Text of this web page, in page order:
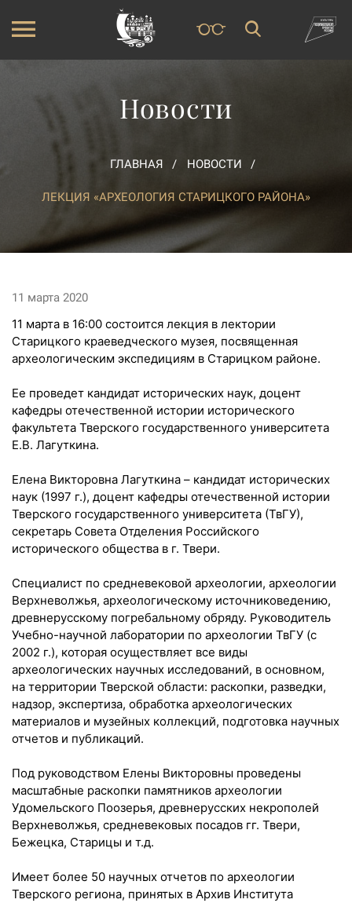
Новости
ГЛАВНАЯ НОВОСТИ
ЛЕКЦИЯ «АРХЕОЛОГИЯ СТАРИЦКОГО РАЙОНА»
11 марта 2020
11 марта в 16:00 состоится лекция в лектории
Старицкого краеведческого музея, посвященная
археологическим экспедициям в Старицком районе.
Ее проведет кандидат исторических наук, доцент
кафедры отечественной истории исторического
факультета Тверского государственного университета
Е.В. Лагуткина.
Елена Викторовна Лагуткина – кандидат исторических
наук (1997 г.), доцент кафедры отечественной истории
Тверского государственного университета (ТвГУ),
секретарь Совета Отделения Российского
исторического общества в г. Твери.
Специалист по средневековой археологии, археологии
Верхневолжья, археологическому источниковедению,
древнерусскому погребальному обряду. Руководитель
Учебно-научной лаборатории по археологии ТвГУ (с
2002 г.), которая осуществляет все виды
археологических научных исследований, в основном,
на территории Тверской области: раскопки, разведки,
надзор, экспертиза, обработка археологических
материалов и музейных коллекций, подготовка научных
отчетов и публикаций.
Под руководством Елены Викторовны проведены
масштабные раскопки памятников археологии
Удомельского Поозерья, древнерусских некрополей
Верхневолжья, средневековых посадов гг. Твери,
Бежецка, Старицы и т.д.
Имеет более 50 научных отчетов по археологии
Тверского региона, принятых в Архив Института